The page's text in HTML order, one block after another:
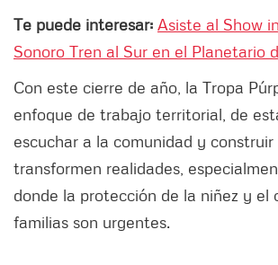
Te puede interesar: Asiste al Show
Sonoro Tren al Sur en el Planetario
Con este cierre de año, la Tropa
enfoque de trabajo territorial, de
escuchar a la comunidad y construir
transformen realidades,
donde la protección de la niñez y el
familias son urgentes.